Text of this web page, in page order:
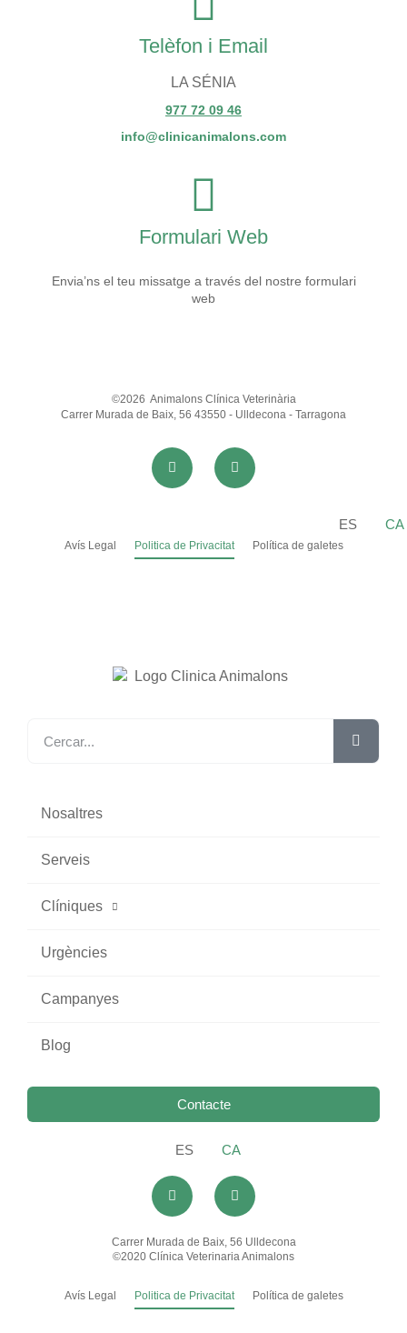
Telèfon i Email
LA SÉNIA
977 72 09 46
info@clinicanimalons.com
Formulari Web
Envia’ns el teu missatge a través del nostre formulari
web
©2026 Animalons Clínica Veterinària
Carrer Murada de Baix, 56 43550 - Ulldecona - Tarragona
ES CA
Avís Legal Politica de Privacitat Política de galetes
Nosaltres
Serveis
Clíniques
Urgències
Campanyes
Blog
Contacte
ES CA
Carrer Murada de Baix, 56 Ulldecona
©2020 Clínica Veterinaria Animalons
Avís Legal Politica de Privacitat Política de galetes